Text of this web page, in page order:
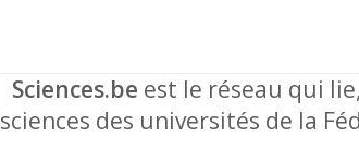
Sciences.be est le réseau qui
sciences des universités de la